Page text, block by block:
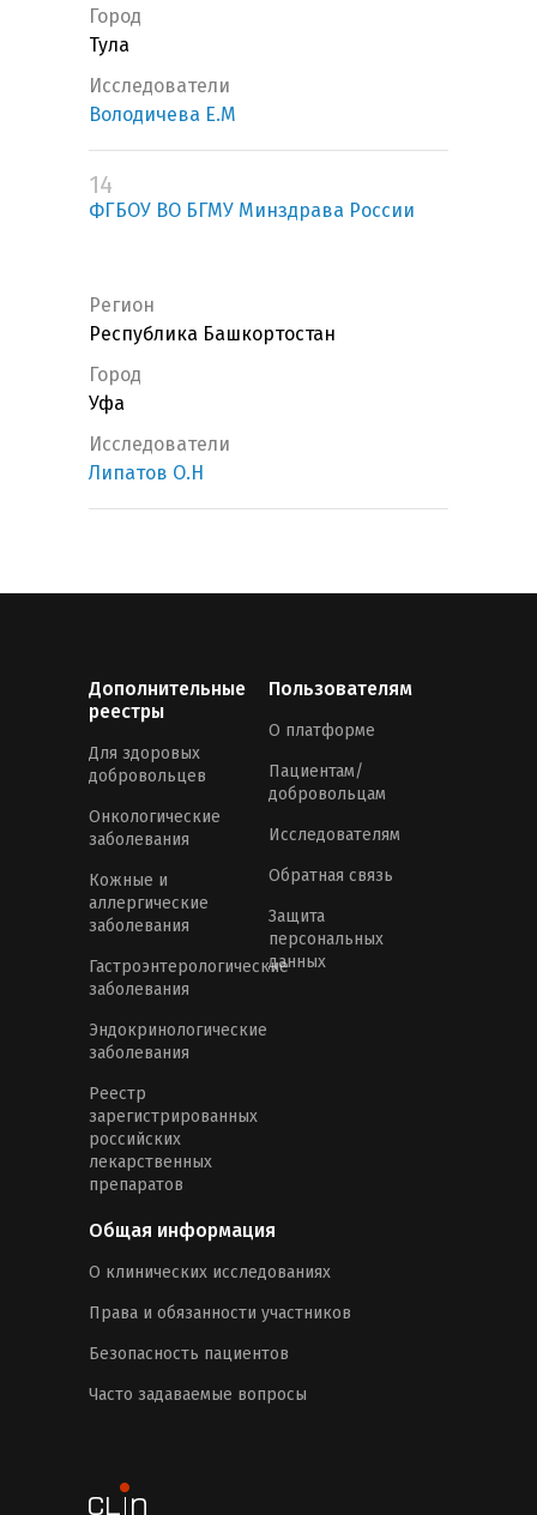
Город
Тула
Исследователи
Володичева Е.М
14
ФГБОУ ВО БГМУ Минздрава России
Регион
Республика Башкортостан
Город
Уфа
Исследователи
Липатов О.Н
Дополнительные
реестры
Для здоровых
добровольцев
Онкологические
заболевания
Кожные и
аллергические
заболевания
Гастроэнтерологические
заболевания
Эндокринологические
заболевания
Реестр
зарегистрированных
российских
лекарственных
препаратов
Пользователям
О платформе
Пациентам/
добровольцам
Исследователям
Обратная связь
Защита
персональных
данных
Общая информация
О клинических исследованиях
Права и обязанности участников
Безопасность пациентов
Часто задаваемые вопросы